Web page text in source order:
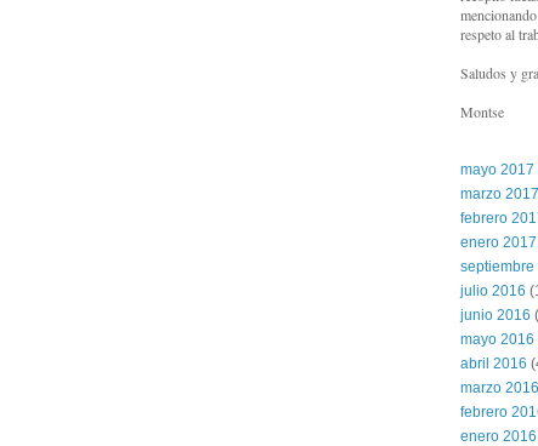
respeto al
Saludos y
Montse
mayo 2017
marzo 2017
febrero
enero 2017
septiembre
julio 2016
junio 2016
mayo 2016
abril 2016
marzo 2016
febrero
enero 2016